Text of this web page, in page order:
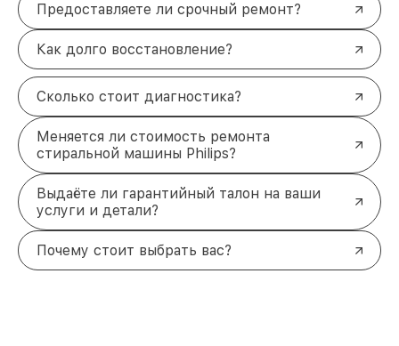
Предоставляете ли срочный ремонт?
Как долго восстановление?
Сколько стоит диагностика?
Меняется ли стоимость ремонта
стиральной машины Philips?
Выдаёте ли гарантийный талон на ваши
услуги и детали?
Почему стоит выбрать вас?